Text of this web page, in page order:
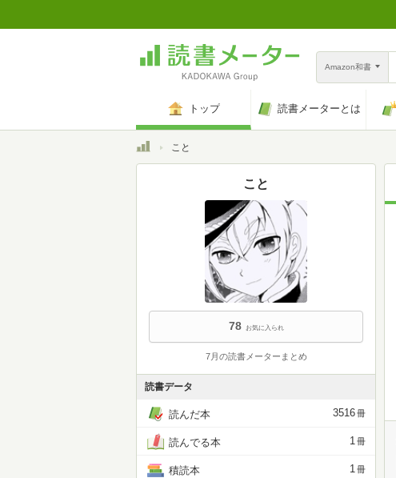
Amazon和書
トップ 読書メーターとは
トップこと
こと
78 お気に入られ
7月の読書メーターまとめ
読書データ
読んだ本 3516冊
読んでる本 1冊
積読本 1冊